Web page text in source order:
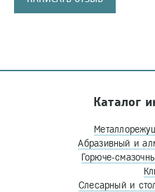
Каталог
Абразивный и
Горюче-
Слесарный и